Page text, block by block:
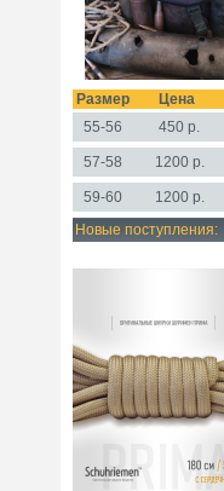
Размер Цена
55-56
450 р.
57-58 1200р.
59-60 1200 р.
Новые поступления: